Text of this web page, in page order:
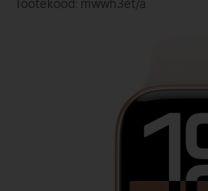
Tootekood: mwwh3et/a